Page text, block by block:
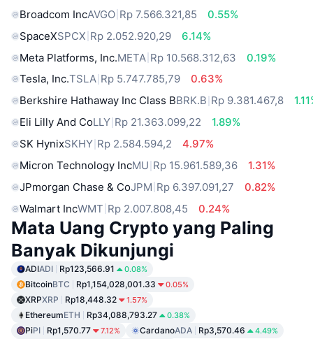
Broadcom IncAVGO Rp 7.566.321,85
0.55%
SpaceXSPCX Rp 2.052.920,29
6.14%
Meta Platforms, Inc.META Rp 10.568.312,63
0.19%
Tesla, Inc.TSLA Rp 5.747.785,79
0.63%
Berkshire Hathaway Inc Class BBRK.B Rp 9.381.467,8
Eli Lilly And CoLLY Rp 21.363.099,22
1.89%
SK HynixSKHY Rp 2.584.594,2
4.97%
Micron Technology IncMU Rp 15.961.589,36
1.31%
JPmorgan Chase & CoJPM Rp 6.397.091,27
0.82%
Walmart IncWMT Rp 2.007.808,45 0.24%
Mata Uang Crypto yang Paling
Banyak Dikunjungi
ADIADI Rp123,566.91 0.08%
BitcoinBTC Rp1,154,028,001.33 0.05%
XRPXRP Rp18,448.32 1.57%
EthereumETH Rp34,088,793.27 0.38%
PiPI Rp1,570.77 7.12% CardanoADA Rp3,570.46 4.49%